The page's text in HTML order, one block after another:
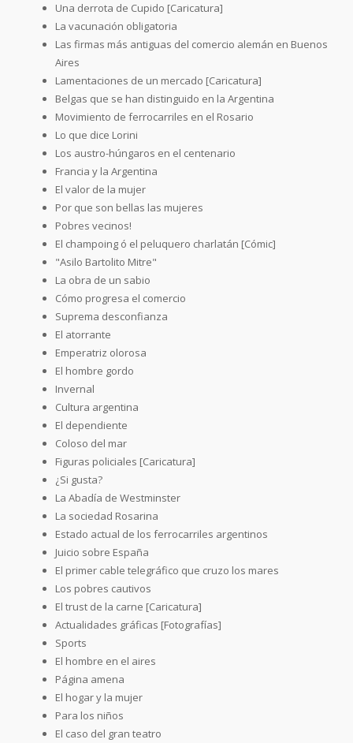
Una derrota de Cupido [Caricatura]
La vacunación obligatoria
Las firmas más antiguas del comercio alemán en Buenos
Aires
Lamentaciones de un mercado [Caricatura]
Belgas que se han distinguido en la Argentina
Movimiento de ferrocarriles en el Rosario
Lo que dice Lorini
Los austro-húngaros en el centenario
Francia y la Argentina
El valor de la mujer
Por que son bellas las mujeres
Pobres vecinos!
El champoing ó el peluquero charlatán [Cómic]
"Asilo Bartolito Mitre"
La obra de un sabio
Cómo progresa el comercio
Suprema desconfianza
El atorrante
Emperatriz olorosa
El hombre gordo
Invernal
Cultura argentina
El dependiente
Coloso del mar
Figuras policiales [Caricatura]
¿Si gusta?
La Abadía de Westminster
La sociedad Rosarina
Estado actual de los ferrocarriles argentinos
Juicio sobre España
El primer cable telegráfico que cruzo los mares
Los pobres cautivos
El trust de la carne [Caricatura]
Actualidades gráficas [Fotografías]
Sports
El hombre en el aires
Página amena
El hogar y la mujer
Para los niños
El caso del gran teatro